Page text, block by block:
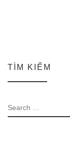
TÌM KIẾM
SEARCH